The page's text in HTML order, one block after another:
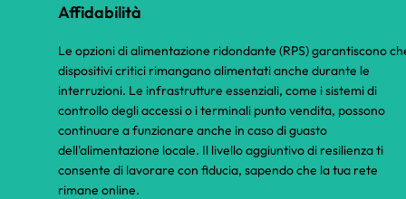
Affidabilità
Le opzioni di alimentazione ridondante (RPS) garantiscono
dispositivi critici rimangano alimentati anche durante le
interruzioni. Le infrastrutture essenziali, come i sistemi di
controllo degli accessi o i terminali punto vendita, possono
continuare a funzionare anche in caso di guasto
dell'alimentazione locale. Il livello aggiuntivo di resilienza ti
consente di lavorare con fiducia, sapendo che la tua rete
rimane online.